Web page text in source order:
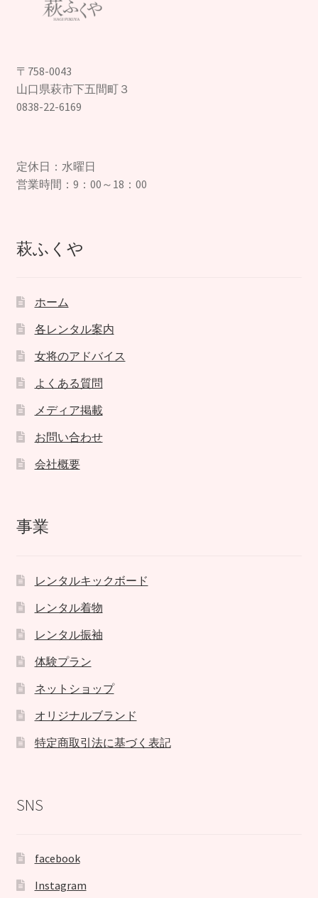
〒758-0043
山口県萩市下五間町３
0838-22-6169
定休日：水曜日
営業時間：9：00～18：00
萩ふくや
ホーム
各レンタル案内
女将のアドバイス
よくある質問
メディア掲載
お問い合わせ
会社概要
事業
レンタルキックボード
レンタル着物
レンタル振袖
体験プラン
ネットショップ
オリジナルブランド
特定商取引法に基づく表記
SNS
facebook
Instagram